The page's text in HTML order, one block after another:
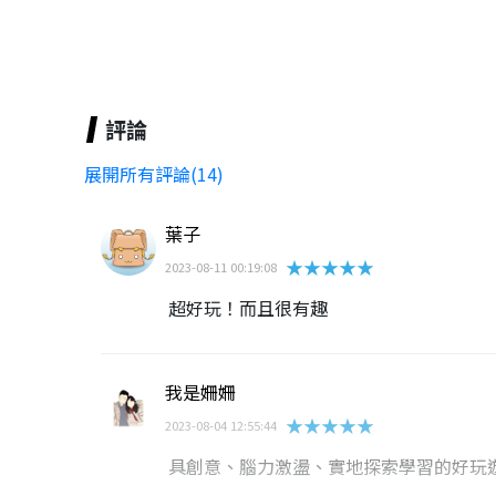
評論
展開所有評論(14)
葉子
2023-08-11 00:19:08 ★★★★★
超好玩！而且很有趣
我是姍姍
2023-08-04 12:55:44 ★★★★★
具創意、腦力激盪、實地探索學習的好玩遊